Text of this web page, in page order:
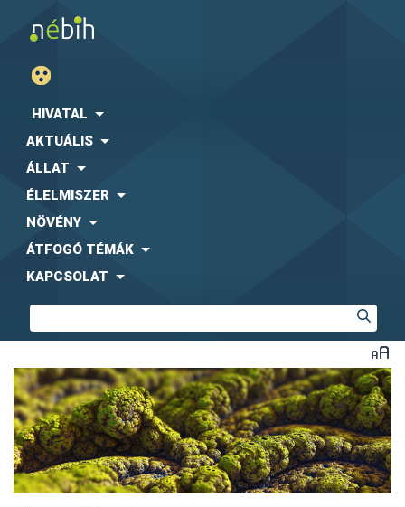
HIVATAL
AKTUÁLIS
ÁLLAT
ÉLELMISZER
NÖVÉNY
ÁTFOGÓ TÉMÁK
KAPCSOLAT